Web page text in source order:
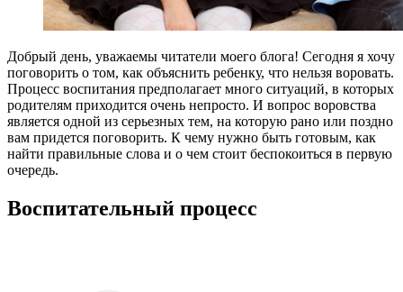
Добрый день, уважаемы читатели моего блога! Сегодня я хочу
поговорить о том, как объяснить ребенку, что нельзя воровать.
Процесс воспитания предполагает много ситуаций, в которых
родителям приходится очень непросто. И вопрос воровства
является одной из серьезных тем, на которую рано или поздно
вам придется поговорить. К чему нужно быть готовым, как
найти правильные слова и о чем стоит беспокоиться в первую
очередь.
Воспитательный процесс